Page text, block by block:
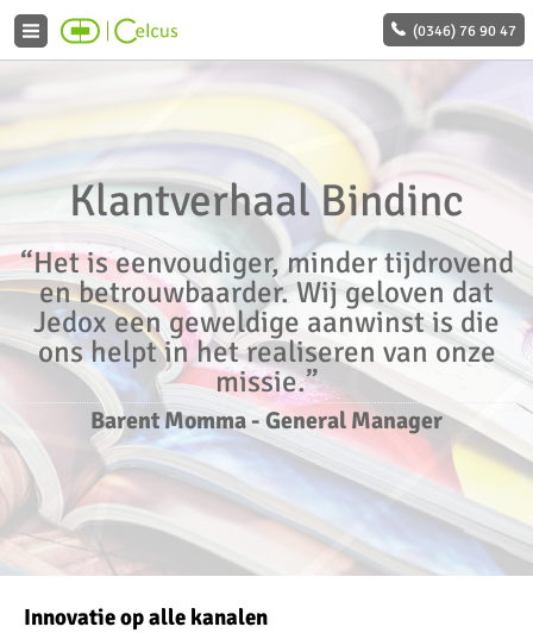
(0346) 76 90 47
Klantverhaal Bindinc
“Het is eenvoudiger, minder tijdrovend
en betrouwbaarder. Wij geloven dat
Jedox een geweldige aanwinst is die
ons helpt in het realiseren van onze
missie.”
Barent Momma- General Manager
Innovatie op alle kanalen